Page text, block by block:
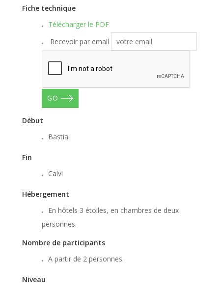
Fiche technique
Télécharger le PDF
Recevoir par email
GO
Début
Bastia
Fin
Calvi
Hébergement
En hôtels 3 étoiles, en chambres de deux
personnes.
Nombre de participants
A partir de 2 personnes.
Niveau